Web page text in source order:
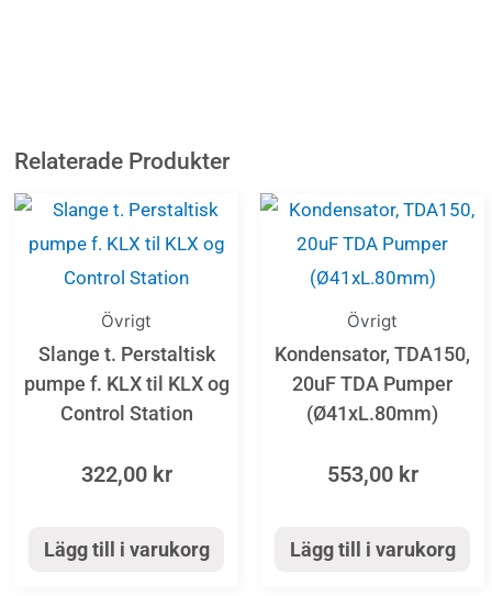
Relaterade Produkter
Övrigt
Slange t. Perstaltisk
pumpe f. KLX til KLX og
Control Station
322,00 kr
Lägg till i varukorg
Övrigt
Kondensator, TDA150,
20uF TDA Pumper
(Ø41xL.80mm)
553,00 kr
Lägg till i varukorg